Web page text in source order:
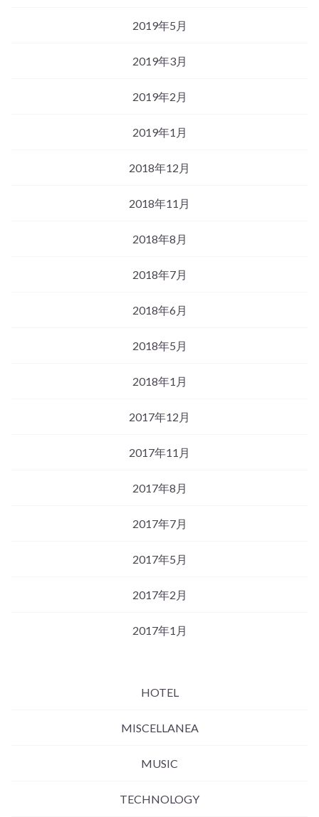
2019年5月
2019年3月
2019年2月
2019年1月
2018年12月
2018年11月
2018年8月
2018年7月
2018年6月
2018年5月
2018年1月
2017年12月
2017年11月
2017年8月
2017年7月
2017年5月
2017年2月
2017年1月
HOTEL
MISCELLANEA
MUSIC
TECHNOLOGY